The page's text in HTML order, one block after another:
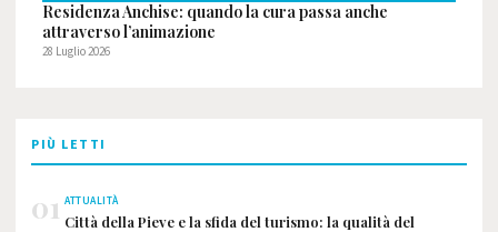
Residenza Anchise: quando la cura passa anche
attraverso l’animazione
28 Luglio 2026
PIÙ LETTI
01 ATTUALITÀ
Città della Pieve e la sfida del turismo: la qualità del